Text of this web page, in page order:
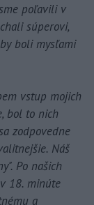
poľavili v
súperovi,
boli mysľami
vstup mojich
bol to nich
zodpovedne
Náš
Po našich
18. minúte
a